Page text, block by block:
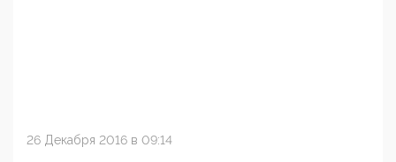
26 Декабря 2016 в 09:14